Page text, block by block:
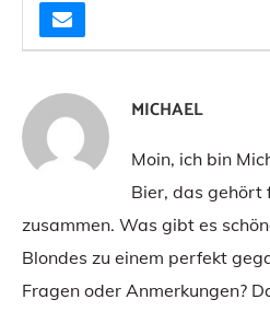
MICHAEL
Moin, ich bin
Bier, das gehört
zusammen. Was gibt es
Blondes zu einem perfekt
Fragen oder Anmerkungen?